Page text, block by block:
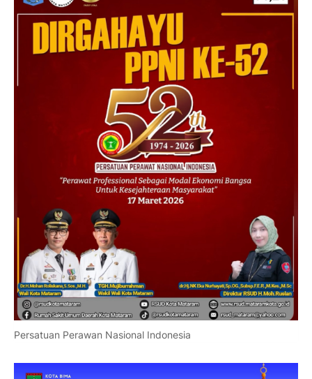
Persatuan Perawan Nasional Indonesia